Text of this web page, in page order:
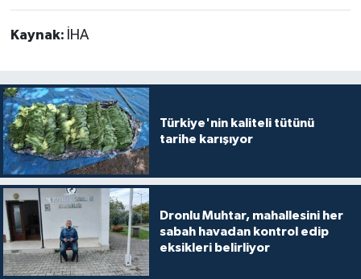
Kaynak: İHA
Türkiye'nin kaliteli tütünü
tarihe karışıyor
Dronlu Muhtar, mahallesini her
sabah havadan kontrol edip
eksikleri belirliyor